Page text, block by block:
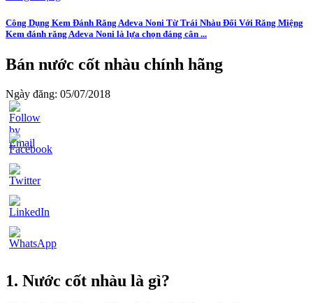
Công Dụng Kem Đánh Răng Adeva Noni Từ Trái Nhàu Đối Với Răng Miệng
Kem đánh răng Adeva Noni là lựa chọn đáng cân ...
Bán nước cốt nhàu chính hãng
Ngày đăng: 05/07/2018
1. Nước cốt nhàu là gì?